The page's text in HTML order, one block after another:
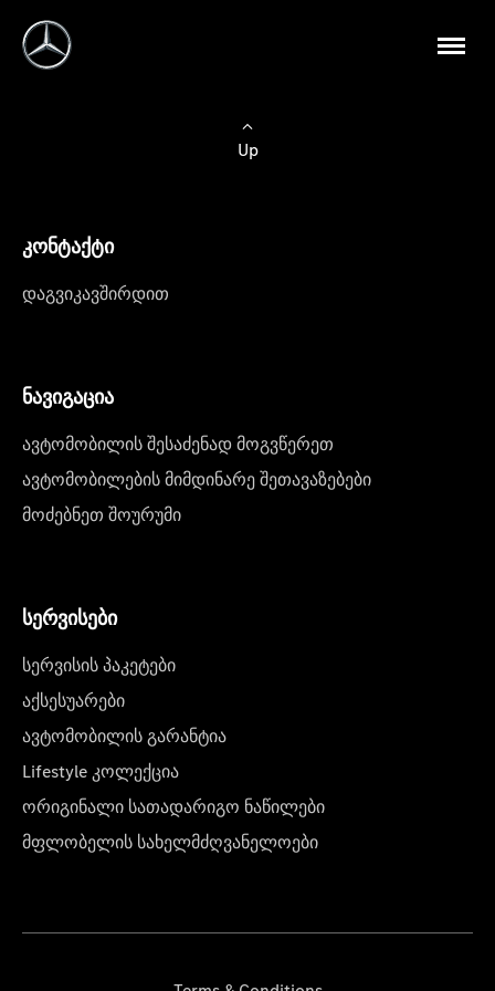
Up
კონტაქტი
დაგვიკავშირდით
ნავიგაცია
ავტომობილის შესაძენად მოგვწერეთ
ავტომობილების მიმდინარე შეთავაზებები
მოძებნეთ შოურუმი
სერვისები
სერვისის პაკეტები
აქსესუარები
ავტომობილის გარანტია
Lifestyle კოლექცია
ორიგინალი სათადარიგო ნაწილები
მფლობელის სახელმძღვანელოები